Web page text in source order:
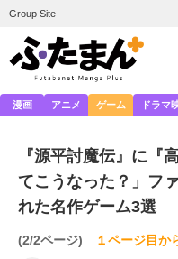
Group Site
漫画 アニメ ゲーム ドラマ
『源平討魔伝』に『
てこうなった？」フ
れた名作ゲーム3選
(2/2ページ) １ページ目か